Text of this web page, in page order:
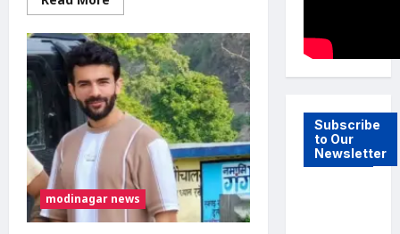
more
New
Delhi
:
जंतर-
मंतर
से
अस्पताल
ले
जाए
सोनम
वांगचुक,
भूख
हड़ताल
जारी;
पत्नी
modinagar news
Subscribe
to Our
Newsletter